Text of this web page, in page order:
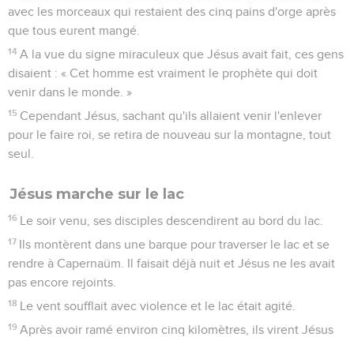
avec les morceaux qui restaient des cinq pains d'orge après
que tous eurent mangé.
14 A la vue du signe miraculeux que Jésus avait fait, ces gens
disaient : « Cet homme est vraiment le prophète qui doit
venir dans le monde. »
15 Cependant Jésus, sachant qu'ils allaient venir l'enlever
pour le faire roi, se retira de nouveau sur la montagne, tout
seul.
Jésus marche sur le lac
16 Le soir venu, ses disciples descendirent au bord du lac.
17 Ils montèrent dans une barque pour traverser le lac et se
rendre à Capernaüm. Il faisait déjà nuit et Jésus ne les avait
pas encore rejoints.
18 Le vent soufflait avec violence et le lac était agité.
19 Après avoir ramé environ cinq kilomètres, ils virent Jésus